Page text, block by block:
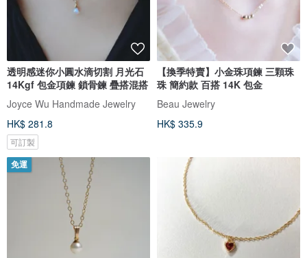
透明感迷你小圓水滴切割 月光石
14Kgf 包金項鍊 鎖骨鍊 疊搭混搭
Joyce Wu Handmade Jewelry
HK$ 281.8
可訂製
【換季特賣】小金珠項鍊 三顆珠
珠 簡約款 百搭 14K 包金
Beau Jewelry
HK$ 335.9
免運